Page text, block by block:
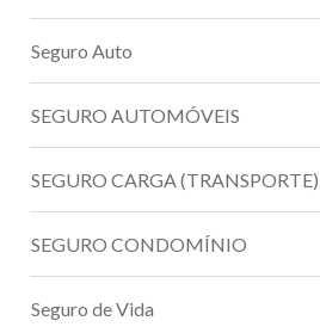
Seguro Auto
SEGURO AUTOMÓVEIS
SEGURO CARGA (TRANSPORTE)
SEGURO CONDOMÍNIO
Seguro de Vida